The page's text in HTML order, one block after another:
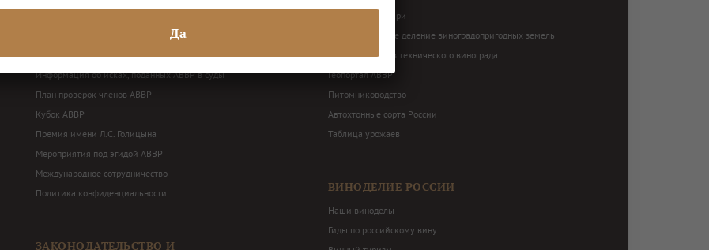
Годовая бухгалтерская отчетность
Балансные декларации
Информация об исках, поданных АВВР в суды
План проверок членов АВВР
Кубок АВВР
Премия имени Л.С. Голицына
Мероприятия под эгидой АВВР
Международное сотрудничество
Политика конфиденциальности
ЗАКОНОДАТЕЛЬСТВО И
Наши виноградари
Территориальное деление виноградопригодных земель
Перечень сортов технического винограда
Геопортал АВВР
Питомниководство
Автохтонные сорта России
Таблица урожаев
ВИНОДЕЛИЕ РОССИИ
Наши виноделы
Гиды по российскому вину
Да